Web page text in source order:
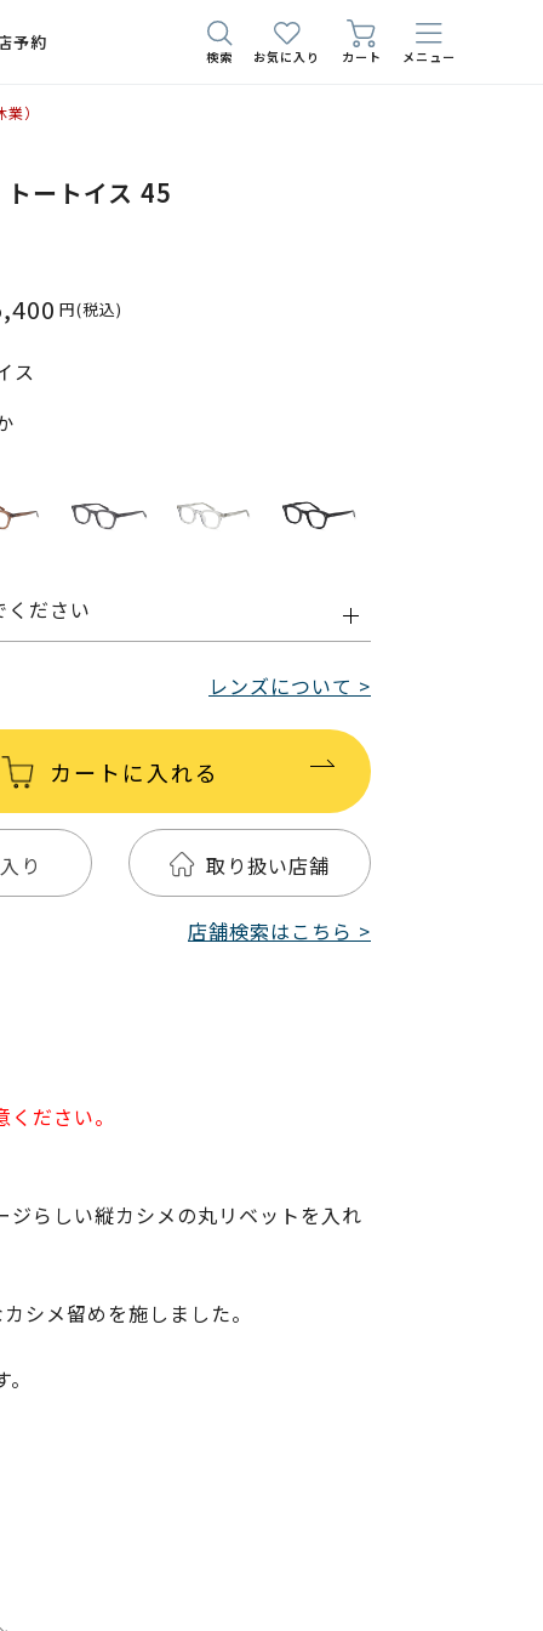
予約
検索 お気に入り カート メニュー
）
ートイス 45
円(税込)
ス
ください
レンズについて >
カートに入れる
り 取り扱い店舗
店舗検索はこちら >
ださい。
らしい縦カシメの丸リベットを入れ
シメ留めを施しました。